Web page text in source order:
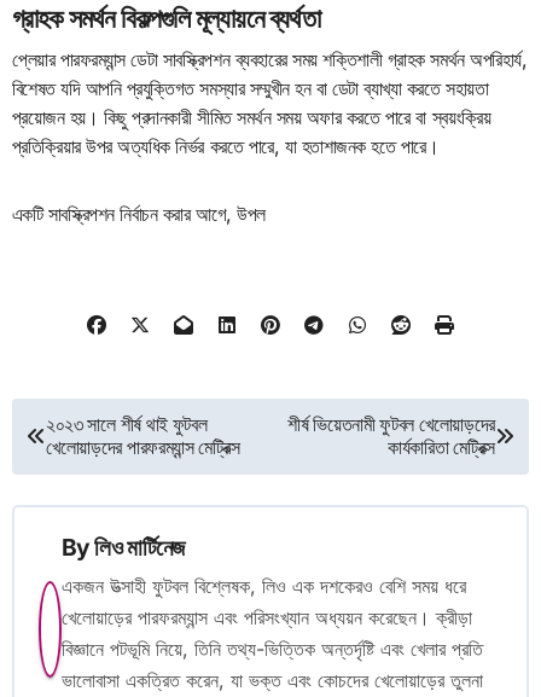
গ্রাহক সমর্থন বিকল্পগুলি মূল্যায়নে ব্যর্থতা
প্লেয়ার পারফরম্যান্স ডেটা সাবস্ক্রিপশন ব্যবহারের সময় শক্তিশালী গ্রাহক সমর্থন অপরিহার্য,
বিশেষত যদি আপনি প্রযুক্তিগত সমস্যার সম্মুখীন হন বা ডেটা ব্যাখ্যা করতে সহায়তা
প্রয়োজন হয়। কিছু প্রদানকারী সীমিত সমর্থন সময় অফার করতে পারে বা স্বয়ংক্রিয়
প্রতিক্রিয়ার উপর অত্যধিক নির্ভর করতে পারে, যা হতাশাজনক হতে পারে।
একটি সাবস্ক্রিপশন নির্বাচন করার আগে, উপল
Post
navigation
২০২৩ সালে শীর্ষ থাই ফুটবল
খেলোয়াড়দের পারফরম্যান্স মেট্রিক্স
শীর্ষ ভিয়েতনামী ফুটবল খেলোয়াড়দের
কার্যকারিতা মেট্রিক্স
Byলিও মার্টিনেজ
একজন উত্সাহী ফুটবল বিশ্লেষক, লিও এক দশকেরও বেশি সময় ধরে
খেলোয়াড়ের পারফরম্যান্স এবং পরিসংখ্যান অধ্যয়ন করেছেন। ক্রীড়া
বিজ্ঞানে পটভূমি নিয়ে, তিনি তথ্য-ভিত্তিক অন্তর্দৃষ্টি এবং খেলার প্রতি
ভালোবাসা একত্রিত করেন, যা ভক্ত এবং কোচদের খেলোয়াড়ের তুলনা